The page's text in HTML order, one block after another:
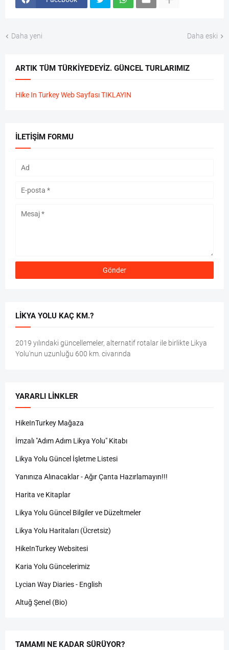
Daha yeni Daha eski
ARTIK TÜM TÜRKIYE'DEYIZ. GÜNCEL TURLARIMIZ
Hike In Turkey Web Sayfası TIKLAYIN
İLETIŞIM FORMU
LIKYA YOLU KAÇ KM.?
2019 yılındaki güncellemeler, alternatif rotalar ile birlikte Likya
Yolu'nun uzunluğu 600 km. civarında
YARARLI LINKLER
HikeInTurkey Mağaza
İmzalı "Adım Adım Likya Yolu" Kitabı
Likya Yolu Güncel İşletme Listesi
Yanınıza Alınacaklar - Ağır Çanta Hazırlamayın!!!
Harita ve Kitaplar
Likya Yolu Güncel Bilgiler ve Düzeltmeler
Likya Yolu Haritaları (Ücretsiz)
HikeInTurkey Websitesi
Karia Yolu Güncelerimiz
Lycian Way Diaries - English
Altuğ Şenel (Bio)
TAMAMI NE KADAR SÜRÜYOR?